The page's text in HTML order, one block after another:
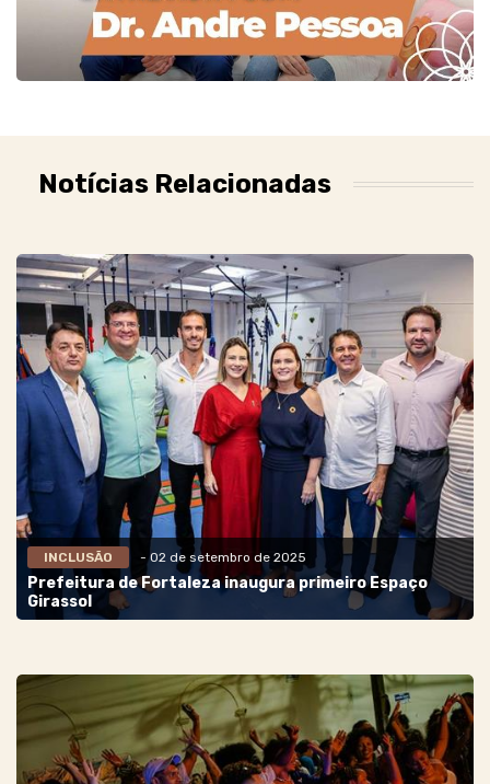
Notícias Relacionadas
INCLUSÃO - 02 de setembro de 2025
Prefeitura de Fortaleza inaugura primeiro Espaço
Girassol